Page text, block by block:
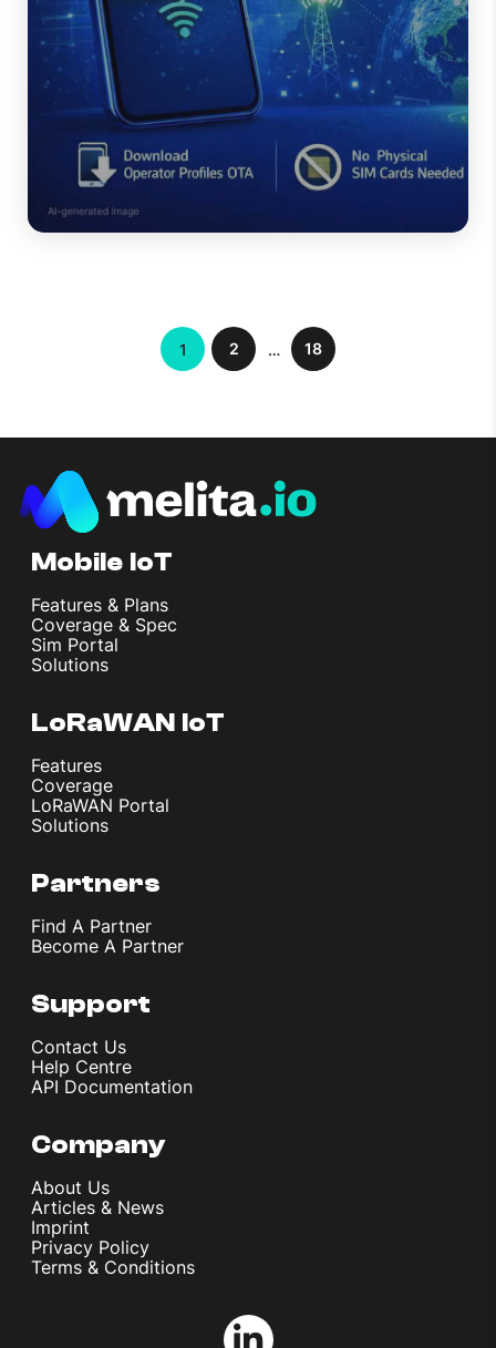
1 2 … 18
Mobile IoT
Features & Plans
Coverage & Spec
Sim Portal
Solutions
LoRaWAN IoT
Features
Coverage
LoRaWAN Portal
Solutions
Partners
Find A Partner
Become A Partner
Support
Contact Us
Help Centre
API Documentation
Company
About Us
Articles & News
Imprint
Privacy Policy
Terms & Conditions